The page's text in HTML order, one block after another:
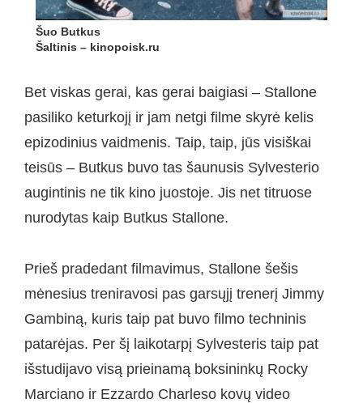
Šuo Butkus
Šaltinis – kinopoisk.ru
Bet viskas gerai, kas gerai baigiasi – Stallone
pasiliko keturkojį ir jam netgi filme skyrė kelis
epizodinius vaidmenis. Taip, taip, jūs visiškai
teisūs – Butkus buvo tas šaunusis Sylvesterio
augintinis ne tik kino juostoje. Jis net titruose
nurodytas kaip Butkus Stallone.
Prieš pradedant filmavimus, Stallone šešis
mėnesius treniravosi pas garsųjį trenerį Jimmy
Gambiną, kuris taip pat buvo filmo techninis
patarėjas. Per šį laikotarpį Sylvesteris taip pat
išstudijavo visą prieinamą boksininkų Rocky
Marciano ir Ezzardo Charleso kovų video